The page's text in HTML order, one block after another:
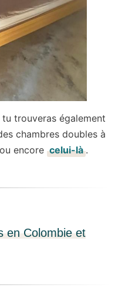
tu trouveras également
chambres doubles à
ou encore celui-là .
en Colombie et